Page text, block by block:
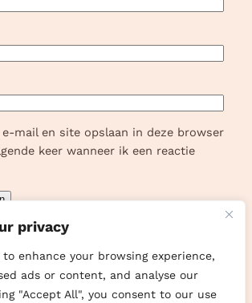
privacy
to enhance your browsing experience,
ads or content, and analyse our
"Accept All", you consent to our use
e-mail en site opslaan in deze browser
keer wanneer ik een reactie